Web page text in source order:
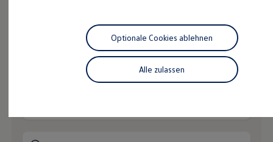
Lifestyle Shop
T-Roc Kollektion
Golf Kollektion
ID. Kollektion
Volkswagen Kollektion
R-Kollektion
Fahrzeugangebot anfordern
Alle zulassen
Optionale Cookies ablehnen